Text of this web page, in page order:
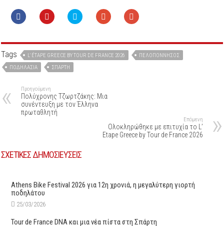
Tags L' ÉTAPE GREECE BY TOUR DE FRANCE 2026
ΠΕΛΟΠΌΝΝΗΣΟΣ
ΠΟΔΗΛΑΣΊΑ
ΣΠΆΡΤΗ
Προηγούμενη
Πολύχρονης Τζωρτζάκης: Μια
συνέντευξη με τον Έλληνα
πρωταθλητή
Επόμενη
Oλοκληρώθηκε με επιτυχία το L’
Etape Greece by Tour de France 2026
ΣΧΕΤΙΚΕΣ ΔΗΜΟΣΙΕΥΣΕΙΣ
Athens Bike Festival 2026 για 12η χρονιά, η μεγαλύτερη γιορτή
ποδηλάτου
25/03/2026
Tour de France DNA και μια νέα πίστα στη Σπάρτη